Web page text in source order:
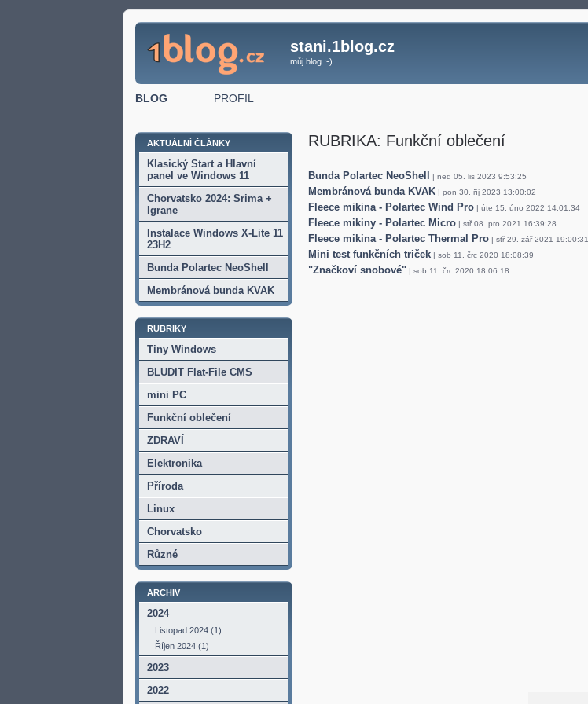
stani.1blog.cz
můj blog ;-)
BLOG PROFIL
AKTUÁLNÍ ČLÁNKY
Klasický Start a Hlavní
panel ve Windows 11
Chorvatsko 2024: Srima +
Igrane
Instalace Windows X-Lite 11
23H2
Bunda Polartec NeoShell
Membránová bunda KVAK
RUBRIKY
Tiny Windows
BLUDIT Flat-File CMS
mini PC
Funkční oblečení
ZDRAVÍ
Elektronika
Příroda
Linux
Chorvatsko
Různé
ARCHIV
2024
Listopad 2024 (1)
Říjen 2024 (1)
2023
2022
RUBRIKA: Funkční oblečení
Bunda Polartec NeoShell | ned 05. lis 2023 9:53:25
Membránová bunda KVAK | pon 30. říj 2023 13:00:02
Fleece mikina - Polartec Wind Pro | úte 15. úno 2022 14:01:34
Fleece mikiny - Polartec Micro | stř 08. pro 2021 16:39:28
Fleece mikina - Polartec Thermal Pro | stř 29. zář 2021 19:00:31
Mini test funkčních triček | sob 11. črc 2020 18:08:39
"Značkoví snobové" | sob 11. črc 2020 18:06:18